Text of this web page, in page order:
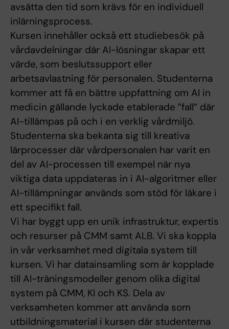
avsätta den tid som krävs för en individuell
inlärningsprocess.
Kursen innehåller också ett studiebesök på
vårdavdelningar där AI-lösningar skapar ett
värde, som beslutssupport eller
arbetsavlastning för personalen. Studenterna
kommer att få en bättre uppfattning om AI in
medicin gällande lyckade etablerade ”fall” där
AI-tillämpas på och i en verklig vårdmiljö.
Studenterna ska bekanta sig till kreativa
lärprocesser där vårdpersonalen har varit en
del av AI-processen till exempel när nya
viktiga data uppdateras in i AI-algoritmer eller
AI-tillämpningar används som stöd för läkare i
ett specifikt fall.
Vi har byggt upp en unik infrastruktur, expertis
och resurser på CMM samt ALB. Vi ska koppla
in vår verksamhet med digitala system till
kursen. Vi har datainsamling som är kopplade
till AI-träningsmodeller genom olika digital
system på CMM, KI och KS. Dela av
verksamheten kommer att använda som
utbildningsmaterial i kursen där studenterna